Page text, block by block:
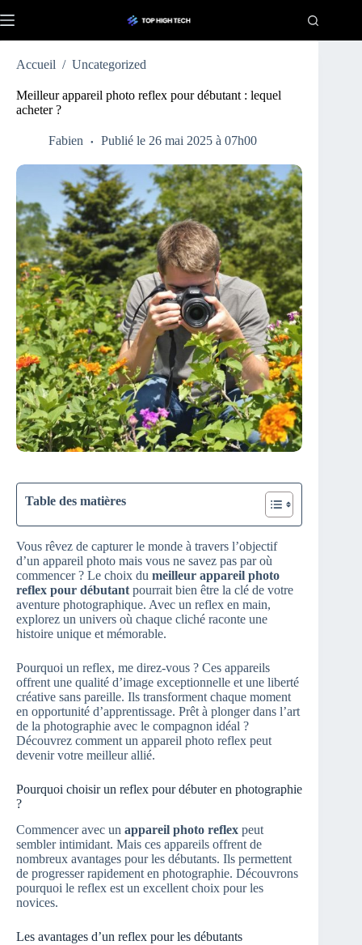
au
Accueil / Uncategorized
Meilleur appareil photo reflex pour débutant : lequel
acheter ?
Fabien Publié le 26 mai 2025 à 07h00
Table des matières
Vous rêvez de capturer le monde à travers l’objectif
d’un appareil photo mais vous ne savez pas par où
commencer ? Le choix du meilleur appareil photo
reflex pour débutant pourrait bien être la clé de votre
aventure photographique. Avec un reflex en main,
explorez un univers où chaque cliché raconte une
histoire unique et mémorable.
Pourquoi un reflex, me direz-vous ? Ces appareils
offrent une qualité d’image exceptionnelle et une liberté
créative sans pareille. Ils transforment chaque moment
en opportunité d’apprentissage. Prêt à plonger dans l’art
de la photographie avec le compagnon idéal ?
Découvrez comment un appareil photo reflex peut
devenir votre meilleur allié.
Pourquoi choisir un reflex pour débuter en photographie
?
Commencer avec un appareil photo reflex peut
sembler intimidant. Mais ces appareils offrent de
nombreux avantages pour les débutants. Ils permettent
de progresser rapidement en photographie. Découvrons
pourquoi le reflex est un excellent choix pour les
novices.
Les avantages d’un reflex pour les débutants